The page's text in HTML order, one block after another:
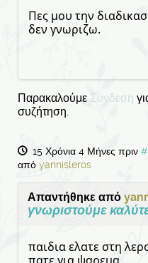
Πες μου την
δεν γνωριζω.
Παρακαλούμε Σύνδεση
συζήτηση.
15 Χρόνια 4 Μήνες πριν
από yannisleros
Απαντήθηκε από
γνωριστούμε
παιδια ελατε στη
πατε για ψαρεμα ....